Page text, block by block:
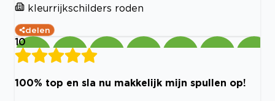
kleurrijkschilders roden
delen
10
100% top en sla nu makkelijk mijn spullen op!